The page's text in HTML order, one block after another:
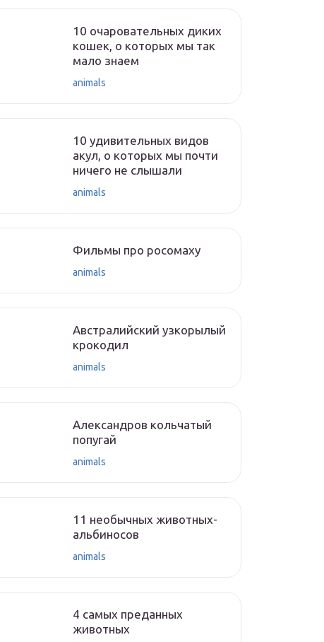
10 очаровательных диких
кошек, о которых мы так
мало знаем
animals
10 удивительных видов
акул, о которых мы почти
ничего не слышали
animals
Фильмы про росомаху
animals
Австралийский узкорылый
крокодил
animals
Александров кольчатый
попугай
animals
11 необычных животных-
альбиносов
animals
4 самых преданных
животных